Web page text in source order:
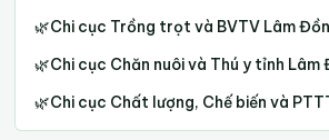
🌿Chi cục Trồng trọt và BVTV Lâm
🌿Chi cục Chăn nuôi và Thú y tỉnh Lâm
🌿Chi cục Chất lượng, Chế biến và